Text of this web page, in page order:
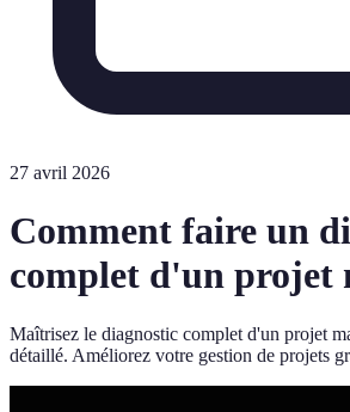
27 avril 2026
Comment faire un
complet d'un projet
Maîtrisez le diagnostic complet d'un projet
détaillé. Améliorez votre gestion de projets